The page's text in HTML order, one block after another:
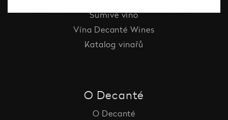
Šumivé víno
Vína Decanté Wines
Katalog vinařů
O Decanté
O Decanté